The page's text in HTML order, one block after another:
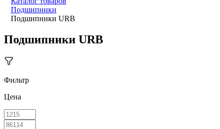
Подшипники
Подшипники URB
Подшипники URB
Фильтр
Цена